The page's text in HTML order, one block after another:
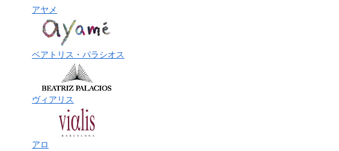
アヤメ
ベアトリス・パラシオス
ヴィアリス
アロ